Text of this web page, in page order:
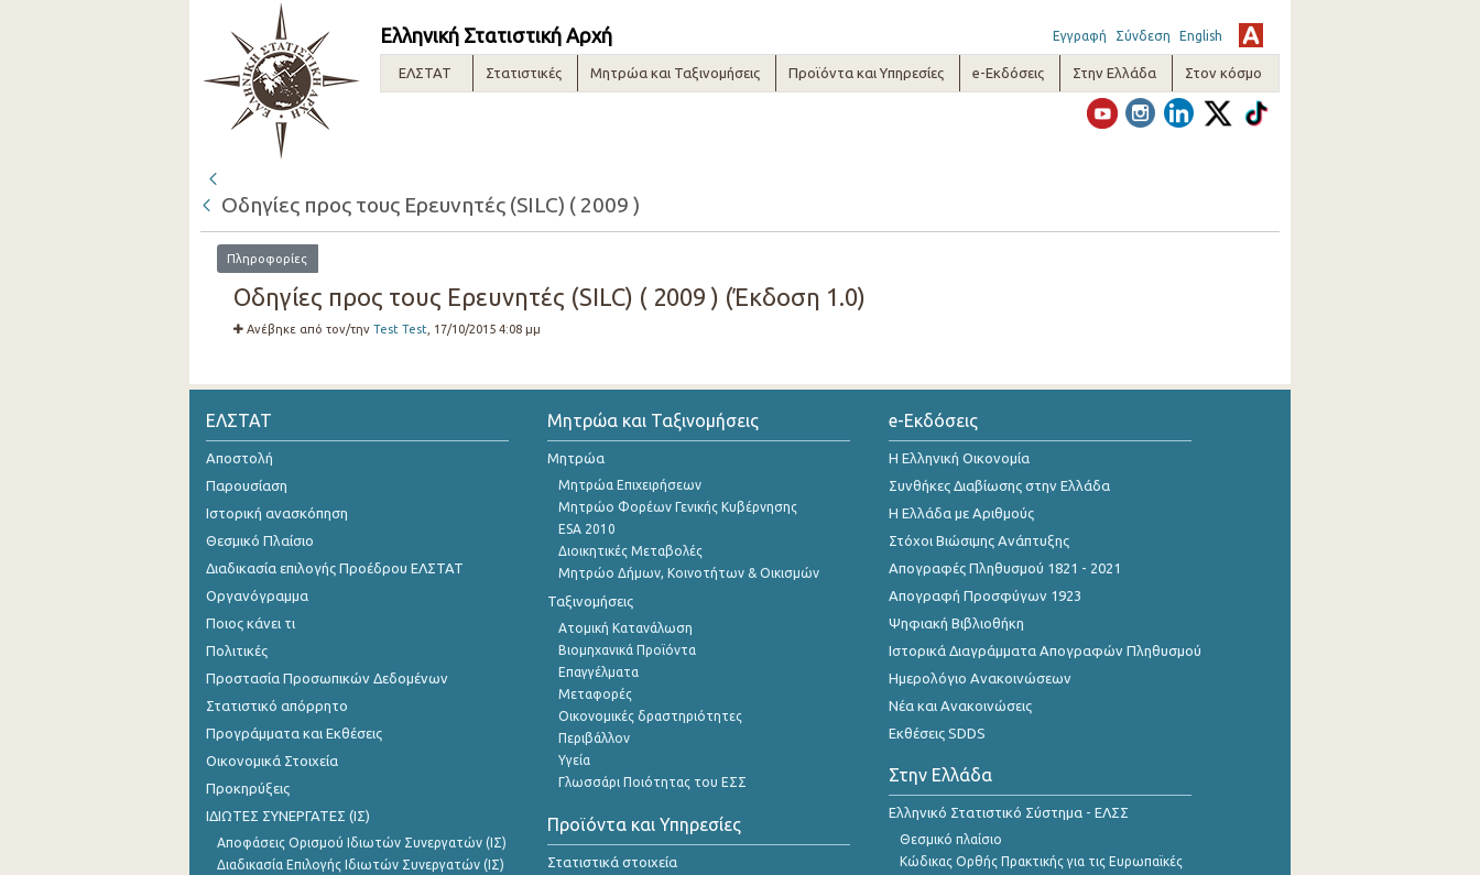
Ελληνική Στατιστική Αρχή Εγγραφή Σύνδεση English
ΕΛΣΤΑΤ Στατιστικές Μητρώα και Ταξινομήσεις Προϊόντα και Υπηρεσίες e-Εκδόσεις Στην Ελλάδα Στον κόσμο
Οδηγίες προς τους Ερευνητές (SILC) ( 2009 )
Πληροφορίες
Οδηγίες προς τους Ερευνητές (SILC) ( 2009 ) (Έκδοση 1.0)
Ανέβηκε από τον/την Test Test , 17/10/2015 4:08 μμ
ΕΛΣΤΑΤ
Αποστολή
Παρουσίαση
Ιστορική ανασκόπηση
Θεσμικό Πλαίσιο
Διαδικασία επιλογής Προέδρου ΕΛΣΤΑΤ
Οργανόγραμμα
Ποιος κάνει τι
Πολιτικές
Προστασία Προσωπικών Δεδομένων
Στατιστικό απόρρητο
Προγράμματα και Εκθέσεις
Οικονομικά Στοιχεία
Προκηρύξεις
ΙΔΙΩΤΕΣ ΣΥΝΕΡΓΑΤΕΣ (ΙΣ)
Αποφάσεις Ορισμού Ιδιωτών Συνεργατών (ΙΣ)
Διαδικασία Επιλογής Ιδιωτών Συνεργατών (ΙΣ)
Μητρώα και Ταξινομήσεις
Μητρώα
Μητρώα Επιχειρήσεων
Μητρώο Φορέων Γενικής Κυβέρνησης
ESA 2010
Διοικητικές Μεταβολές
Μητρώο Δήμων, Κοινοτήτων & Οικισμών
Ταξινομήσεις
Ατομική Κατανάλωση
Βιομηχανικά Προϊόντα
Επαγγέλματα
Μεταφορές
Οικονομικές δραστηριότητες
Περιβάλλον
Υγεία
Γλωσσάρι Ποιότητας του ΕΣΣ
Προϊόντα και Υπηρεσίες
Στατιστικά στοιχεία
e-Εκδόσεις
Η Ελληνική Οικονομία
Συνθήκες Διαβίωσης στην Ελλάδα
Η Ελλάδα με Αριθμούς
Στόχοι Βιώσιμης Ανάπτυξης
Απογραφές Πληθυσμού 1821 - 2021
Απογραφή Προσφύγων 1923
Ψηφιακή Βιβλιοθήκη
Ιστορικά Διαγράμματα Απογραφών Πληθυσμού
Ημερολόγιο Ανακοινώσεων
Νέα και Ανακοινώσεις
Εκθέσεις SDDS
Στην Ελλάδα
Ελληνικό Στατιστικό Σύστημα - ΕΛΣΣ
Θεσμικό πλαίσιο
Κώδικας Ορθής Πρακτικής για τις Ευρωπαϊκές